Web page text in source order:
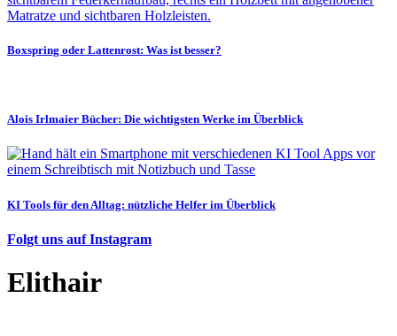
Boxspring oder Lattenrost: Was ist besser?
Alois Irlmaier Bücher: Die wichtigsten Werke im Überblick
KI Tools für den Alltag: nützliche Helfer im Überblick
Folgt uns auf Instagram
Elithair